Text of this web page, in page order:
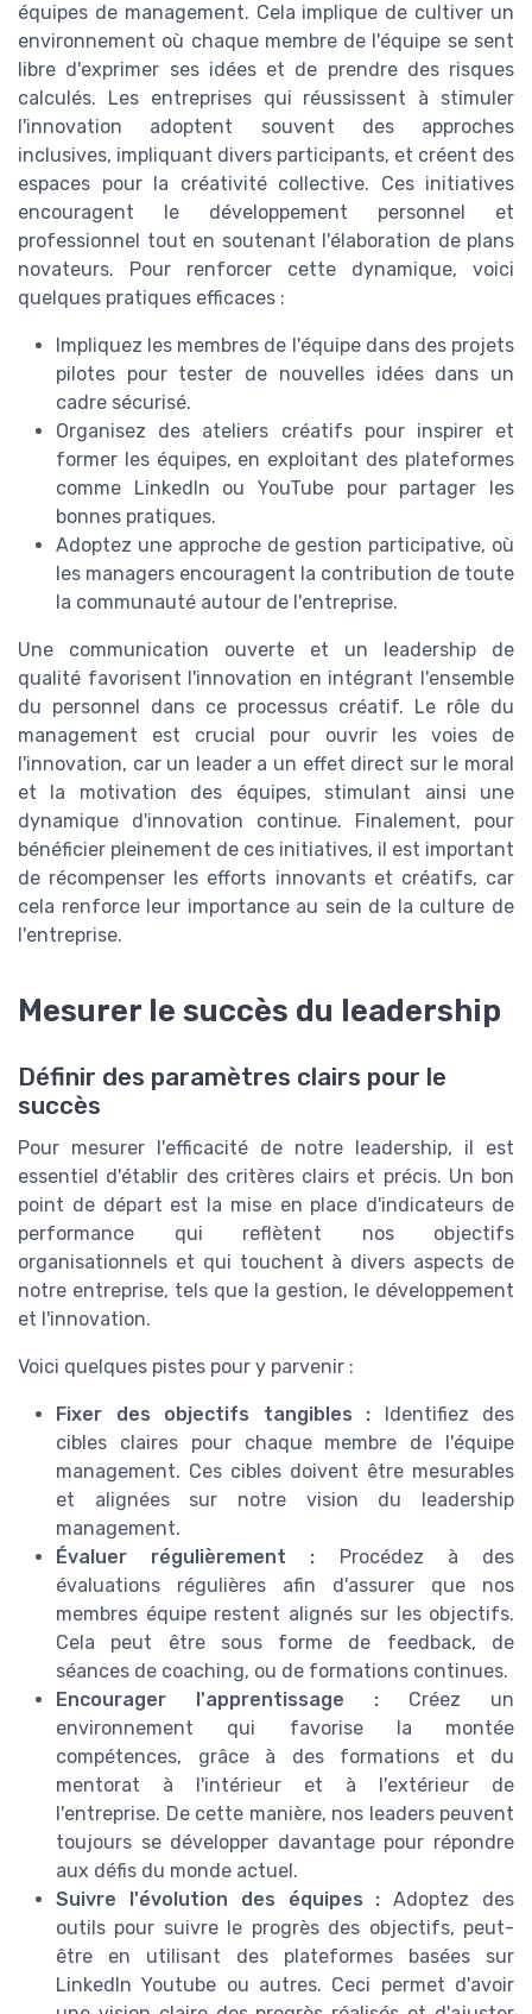
équipes de management. Cela implique de cultiver un
environnement où chaque membre de l'équipe se sent
libre d'exprimer ses idées et de prendre des risques
calculés. Les entreprises qui réussissent à stimuler
l'innovation adoptent souvent des approches
inclusives, impliquant divers participants, et créent des
espaces pour la créativité collective. Ces initiatives
encouragent le développement personnel et
professionnel tout en soutenant l'élaboration de plans
novateurs. Pour renforcer cette dynamique, voici
quelques pratiques efficaces :
Impliquez les membres de l'équipe dans des projets
pilotes pour tester de nouvelles idées dans un
cadre sécurisé.
Organisez des ateliers créatifs pour inspirer et
former les équipes, en exploitant des plateformes
comme LinkedIn ou YouTube pour partager les
bonnes pratiques.
Adoptez une approche de gestion participative, où
les managers encouragent la contribution de toute
la communauté autour de l'entreprise.
Une communication ouverte et un leadership de
qualité favorisent l'innovation en intégrant l'ensemble
du personnel dans ce processus créatif. Le rôle du
management est crucial pour ouvrir les voies de
l'innovation, car un leader a un effet direct sur le moral
et la motivation des équipes, stimulant ainsi une
dynamique d'innovation continue. Finalement, pour
bénéficier pleinement de ces initiatives, il est important
de récompenser les efforts innovants et créatifs, car
cela renforce leur importance au sein de la culture de
l'entreprise.
Mesurer le succès du leadership
Définir des paramètres clairs pour le
succès
Pour mesurer l'efficacité de notre leadership, il est
essentiel d'établir des critères clairs et précis. Un bon
point de départ est la mise en place d'indicateurs de
performance qui reflètent nos objectifs
organisationnels et qui touchent à divers aspects de
notre entreprise, tels que la gestion, le développement
et l'innovation.
Voici quelques pistes pour y parvenir :
Fixer des objectifs tangibles : Identifiez des
cibles claires pour chaque membre de l'équipe
management. Ces cibles doivent être mesurables
et alignées sur notre vision du leadership
management.
Évaluer régulièrement : Procédez à des
évaluations régulières afin d'assurer que nos
membres équipe restent alignés sur les objectifs.
Cela peut être sous forme de feedback, de
séances de coaching, ou de formations continues.
Encourager l'apprentissage : Créez un
environnement qui favorise la montée
compétences, grâce à des formations et du
mentorat à l'intérieur et à l'extérieur de
l'entreprise. De cette manière, nos leaders peuvent
toujours se développer davantage pour répondre
aux défis du monde actuel.
Suivre l'évolution des équipes : Adoptez des
outils pour suivre le progrès des objectifs, peut-
être en utilisant des plateformes basées sur
LinkedIn Youtube ou autres. Ceci permet d'avoir